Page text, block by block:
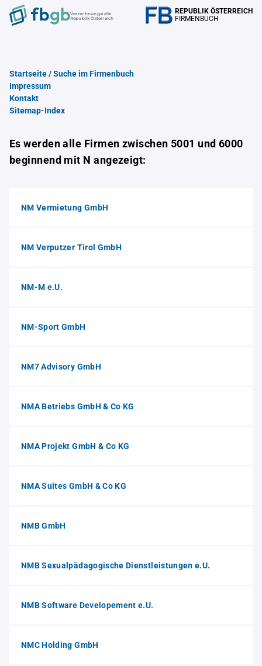
Verrechnungstelle
Republik Österreich
REPUBLIK ÖSTERREICH
FIRMENBUCH
Startseite / Suche im Firmenbuch
Impressum
Kontakt
Sitemap-Index
Es werden alle Firmen zwischen 5001 und 6000
beginnend mit N angezeigt:
NM Vermietung GmbH
NM Verputzer Tirol GmbH
NM-M e.U.
NM-Sport GmbH
NM7 Advisory GmbH
NMA Betriebs GmbH & Co KG
NMA Projekt GmbH & Co KG
NMA Suites GmbH & Co KG
NMB GmbH
NMB Sexualpädagogische Dienstleistungen e.U.
NMB Software Developement e.U.
NMC Holding GmbH